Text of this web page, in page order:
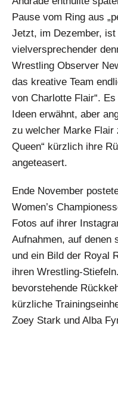
Pause vom Ring aus
Jetzt, im Dezember,
vielversprechender
Wrestling Observer
das kreative Team
von Charlotte Flair“.
Ideen erwähnt, aber
zu welcher Marke Flair
Queen“ kürzlich ihre
angeteasert.
Ende November
Women’s
Fotos auf ihrer
Aufnahmen, auf denen
und ein Bild der Royal
ihren Wrestling-
bevorstehende
kürzliche
Zoey Stark und Alba